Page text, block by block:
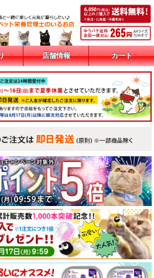
店舗情報 カート